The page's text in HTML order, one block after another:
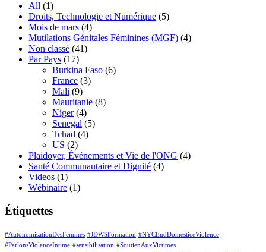
All (1)
Droits, Technologie et Numérique (5)
Mois de mars (4)
Mutilations Génitales Féminines (MGF) (4)
Non classé (41)
Par Pays (17)
Burkina Faso (6)
France (3)
Mali (9)
Mauritanie (8)
Niger (4)
Senegal (5)
Tchad (4)
US (2)
Plaidoyer, Événements et Vie de l'ONG (4)
Santé Communautaire et Dignité (4)
Videos (1)
Wébinaire (1)
Étiquettes
#AutonomisationDesFemmes #JDWSFormation #NYCEndDomesticeViolence
#ParlonsViolenceIntime #sensibilisation #SoutienAuxVictimes